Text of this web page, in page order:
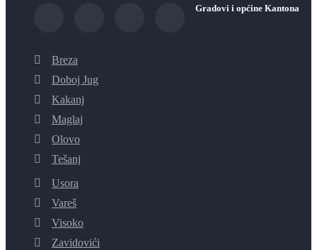
Gradovi i općine Kantona
Breza
Doboj Jug
Kakanj
Maglaj
Olovo
Tešanj
Usora
Vareš
Visoko
Zavidovići